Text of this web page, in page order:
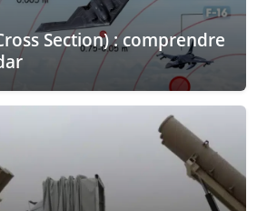
Section) : comprendre